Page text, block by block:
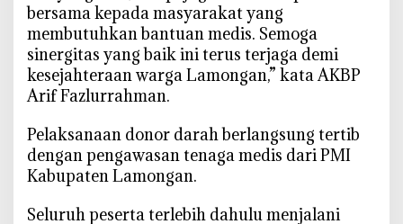
bersama kepada masyarakat yang
membutuhkan bantuan medis. Semoga
sinergitas yang baik ini terus terjaga demi
kesejahteraan warga Lamongan,” kata AKBP
Arif Fazlurrahman.
‎Pelaksanaan donor darah berlangsung tertib
dengan pengawasan tenaga medis dari PMI
Kabupaten Lamongan.
‎Seluruh peserta terlebih dahulu menjalani